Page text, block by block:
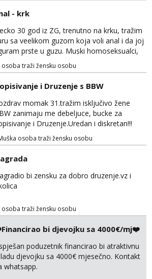
- krk
30 god iz ZG, trenutno na krku, tražim
sa veelikom guzom koja voli anal i da joj
prste u guzu. Muski homoseksualci,
i transiči odjebite, ne zanimate me. Bilo
placanja opcenito (gotovina) ili
(aircash, paysafecard, bonovi) ne
u obzir. Javit se prvo porukom na
0958048882.
osoba traži žensku osobu
i Druzenje s BBW
momak 31.tražim isključivo žene
zanimaju me debeljuce, bucke za
i Druzenje.Uredan i diskretan!!!
osoba traži žensku osobu
bi zensku za dobro druzenje.vz i
osoba traži žensku osobu
bi djevojku sa 4000€/mj❤️
poduzetnik financirao bi atraktivnu
djevojku sa 4000€ mjesečno. Kontakt
whatsapp.